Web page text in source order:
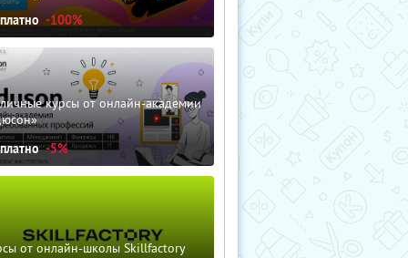
-100%
курсы от онлайн-академии
-5%
от онлайн-школы Skillfactory